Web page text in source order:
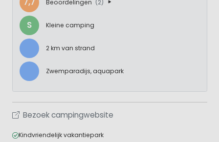
Beoordelingen (2)
S Kleine camping
2 km van strand
Zwemparadijs, aquapark
Bezoek campingwebsite
Kindvriendelijk vakantiepark